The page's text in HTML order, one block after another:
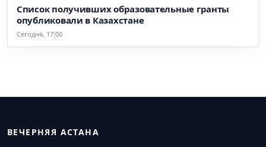
Список получивших образовательные гранты
опубликовали в Казахстане
Сегодня, 17:00
ВЕЧЕРНЯЯ АСТАНА